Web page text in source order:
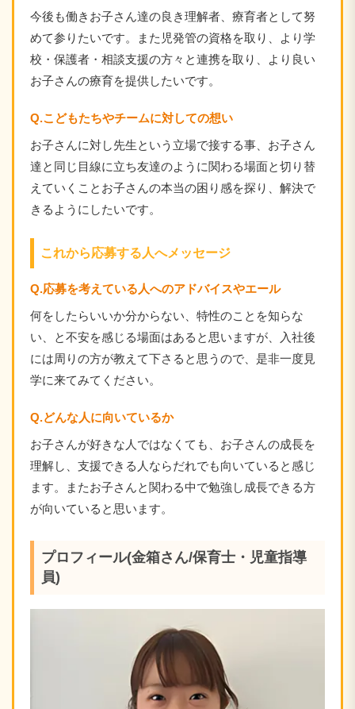
今後も働きお子さん達の良き理解者、療育者として努
めて参り たいです。また児発管の資格を取り、より学
校・保護者・相談支援の方々と連携を取り、より良い
お子さんの療育を提供したいです。
Q.こどもたちやチームに対しての想い
お子さんに対し先生という立場で接する事、お子さん
達と同じ目線に立ち友達のように関わる場面と切り替
えていくことお子さんの本当の困り感を探り、解決で
きるようにしたいです。
これから応募する人へメッセージ
Q.応募を考えている人へのアドバイスやエール
何をしたらいいか分からない、特性のことを知らな
い、と不安を感じる場面はあると思いますが、入社後
には周りの方が教えて下さると思うので、是非一度見
学に来てみてください。
Q.どんな人に向いているか
お子さんが好きな人ではなくても、お子さんの成長を
理解し、支援できる人ならだれでも向いていると感じ
ます。またお子さんと関わる中で勉強し成長できる方
が向いていると思います。
プロフィール(金箱さん/保育士・児童指導
員)